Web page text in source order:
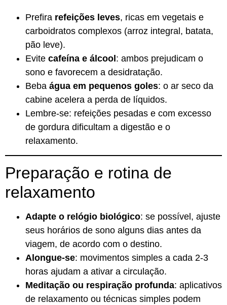
Prefira refeições leves, ricas em vegetais e
carboidratos complexos (arroz integral, batata,
pão leve).
Evite cafeína e álcool: ambos prejudicam o
sono e favorecem a desidratação.
Beba água em pequenos goles: o ar seco da
cabine acelera a perda de líquidos.
Lembre-se: refeições pesadas e com excesso
de gordura dificultam a digestão e o
relaxamento.
Preparação e rotina de
relaxamento
Adapte o relógio biológico: se possível, ajuste
seus horários de sono alguns dias antes da
viagem, de acordo com o destino.
Alongue-se: movimentos simples a cada 2-3
horas ajudam a ativar a circulação.
Meditação ou respiração profunda: aplicativos
de relaxamento ou técnicas simples podem